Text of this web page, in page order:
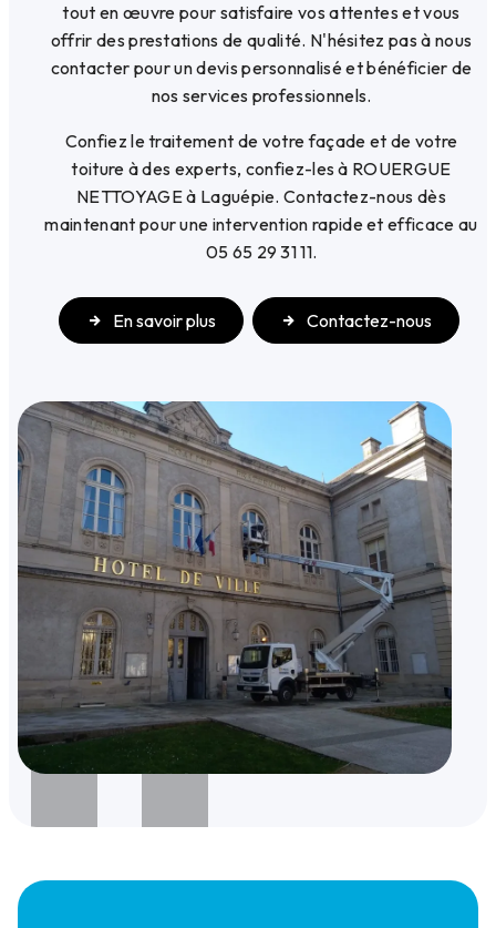
tout en œuvre pour satisfaire vos attentes et vous
offrir des prestations de qualité. N'hésitez pas à nous
contacter pour un devis personnalisé et bénéficier de
nos services professionnels.
Confiez le traitement de votre façade et de votre
toiture à des experts, confiez-les à ROUERGUE
NETTOYAGE à Laguépie. Contactez-nous dès
maintenant pour une intervention rapide et efficace au
05 65 29 31 11.
En savoir plus Contactez-nous